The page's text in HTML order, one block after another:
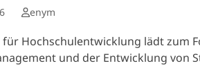
enym
Hochschulentwicklung lädt zum
und der Entwicklung von